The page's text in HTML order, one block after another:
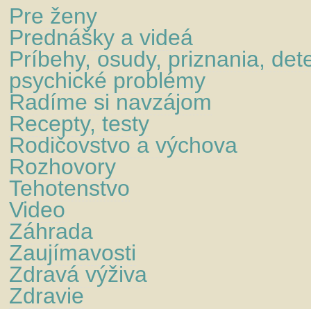
Pre ženy
Prednášky a videá
Príbehy, osudy, priznania,
psychické problémy
Radíme si navzájom
Recepty, testy
Rodičovstvo a výchova
Rozhovory
Tehotenstvo
Video
Záhrada
Zaujímavosti
Zdravá výživa
Zdravie